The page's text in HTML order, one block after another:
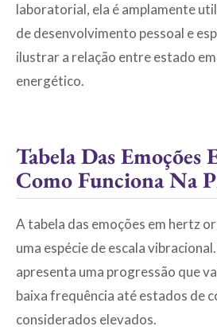
laboratorial, ela é amplamente
de desenvolvimento pessoal e
ilustrar a relação entre estado
energético.
Tabela Das Emoções
Como Funciona Na
A tabela das emoções em hertz
uma espécie de escala
apresenta uma progressão que
baixa frequência até estados de
considerados elevados.